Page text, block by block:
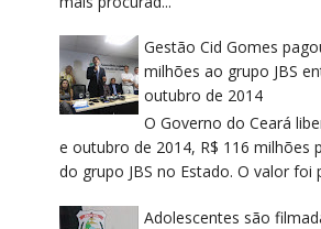
Gestão Cid Gomes
milhões ao grupo JBS
outubro de 2014
O Governo do Ceará
e outubro de 2014, R$ 116 milhões
do grupo JBS no Estado. O valor foi
Adolescentes são